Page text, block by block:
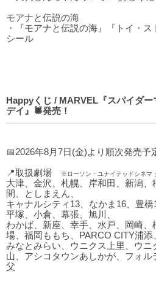
モアナと伝説の海
・『モアナと伝説の海』『トイ・
シール
Happyくじ / MARVEL『スパイダー
デイ』🕷発売！
📅2026年8月7日(金)より順次発売予
📍取扱劇場 ※ローソン・ユナイテッドシネマ
大津、金沢、札幌、岸和田、新潟、
間、としまえん、
キャナルシティ13、なかま16、豊橋
平塚、小倉、幕張、旭川、
わかば、新座、幸手、水戸、岡崎、
場、福岡ももち、PARCO CITY浦添
みなとみらい、ウニクス上里、ウニ
山、アシコタウンあしかが、フォ
父